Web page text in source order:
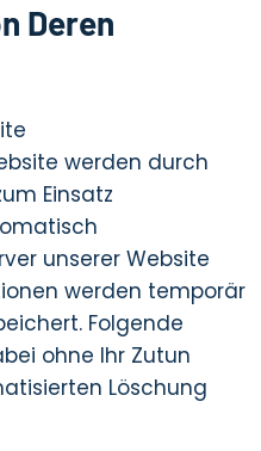
Deren
werden durch
Einsatz
unserer Website
werden temporär
Folgende
ohne Ihr Zutun
Löschung